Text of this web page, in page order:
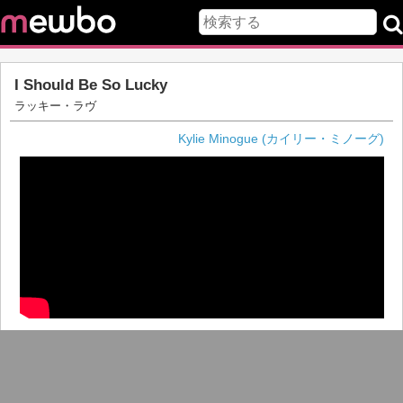
I Should Be So Lucky
ラッキー・ラヴ
Kylie Minogue (カイリー・ミノーグ)